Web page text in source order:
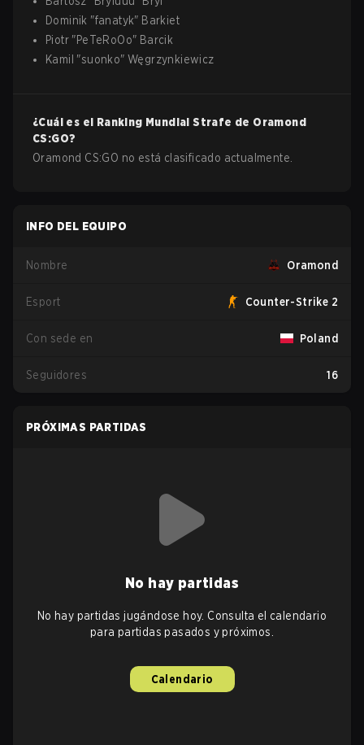
Dominik "fanatyk" Barkiet
Piotr "PeTeRoOo" Barcik
Kamil "suonko"Węgrzynkiewicz
¿Cuál es el Ranking Mundial Strafe de Oramond
CS:GO?
Oramond CS:GO no está clasificado actualmente.
INFO DEL EQUIPO
Nombre Oramond
Esport Counter-Strike 2
Con sede en Poland
Seguidores 16
PRÓXIMAS PARTIDAS
No hay partidas
No hay partidas jugándose hoy. Consulta el calendario
para partidas pasados y próximos.
Calendario